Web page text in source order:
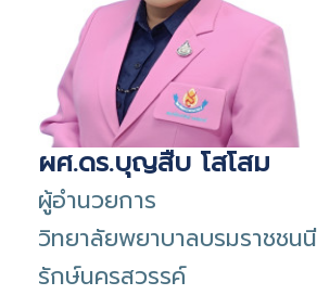
ผศ.ดร.บุญสืบ โสโสม
ผู้อำนวยการ
วิทยาลัยพยาบาลบรมราชชน
รักษ์นครสวรรค์